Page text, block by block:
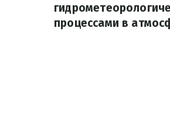
процессами в